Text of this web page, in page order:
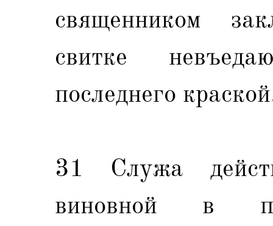
священником
свитке
последнего
31 Служа
виновной в